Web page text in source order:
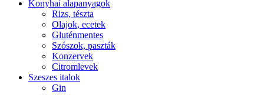
Konyhai alapanyagok
Rizs, tészta
Olajok, ecetek
Gluténmentes
Szószok, paszták
Konzervek
Citromlevek
Szeszes italok
Gin